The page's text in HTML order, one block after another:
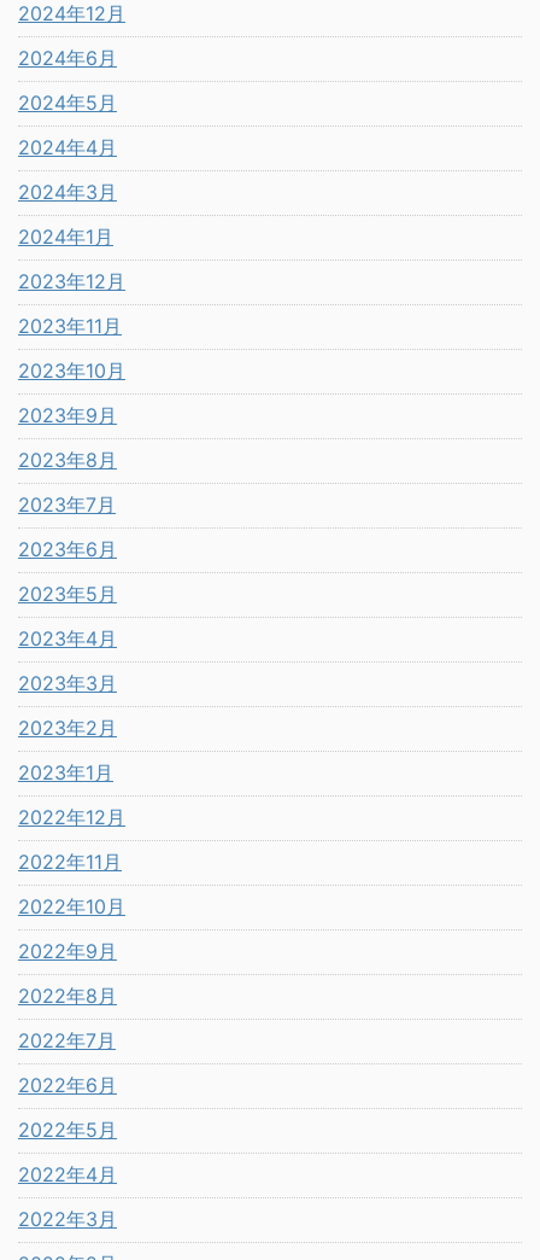
2024年12月
2024年6月
2024年5月
2024年4月
2024年3月
2024年1月
2023年12月
2023年11月
2023年10月
2023年9月
2023年8月
2023年7月
2023年6月
2023年5月
2023年4月
2023年3月
2023年2月
2023年1月
2022年12月
2022年11月
2022年10月
2022年9月
2022年8月
2022年7月
2022年6月
2022年5月
2022年4月
2022年3月